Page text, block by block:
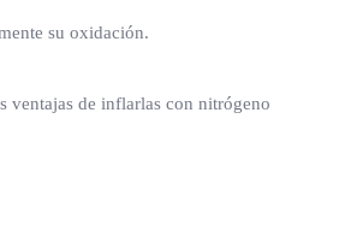
su oxidación.